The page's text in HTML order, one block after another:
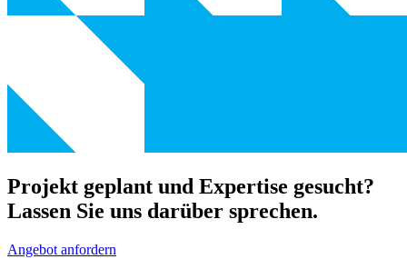
Projekt geplant und Expertise gesucht?
Lassen Sie uns darüber sprechen.
Angebot anfordern